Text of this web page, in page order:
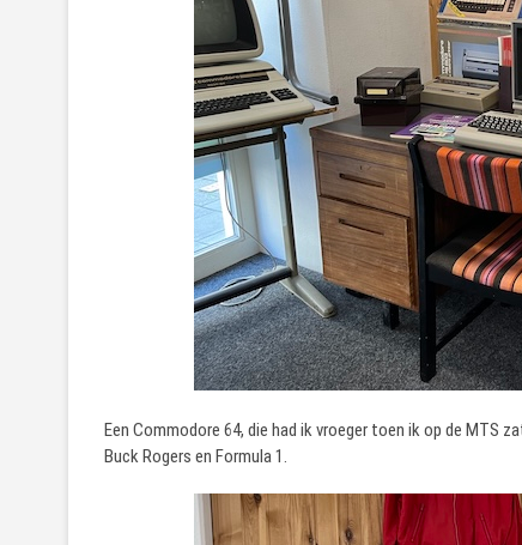
Een Commodore 64, die had ik vroeger toen ik op de MTS
Buck Rogers en Formula 1.